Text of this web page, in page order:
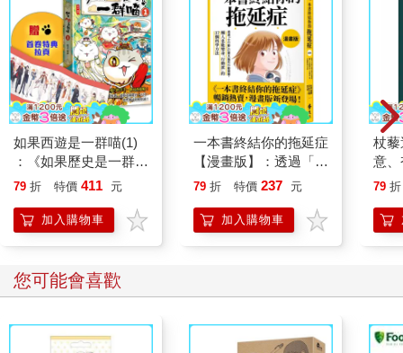
如果西遊是一群喵(1)
：《如果歷史是一群
喵》作者最新力作，附
79 折 特價 411 元
加入購物車
一本書終結你的拖延症
【漫畫版】：透過「小
行動」打開大腦的行動
「行動派」的37個科
學方法
79 折 特價 237 元
加入購物車
杖
意
恭
79 折
您可能會喜歡